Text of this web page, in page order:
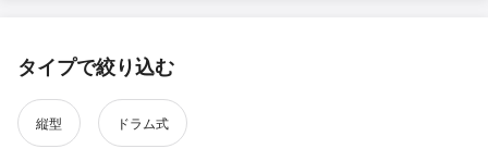
タイプで絞り込む
縦型 ドラム式